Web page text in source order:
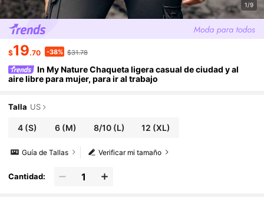
1/9
$19.70 -38% $31.78
In My Nature Chaqueta ligera casual de ciudad y al
aire libre para mujer, para ir al trabajo
Talla US
4 (S) 6 (M) 8/10(L) 12 (XL)
Verificar mi tamaño
Guía de Tallas
Cantidad: